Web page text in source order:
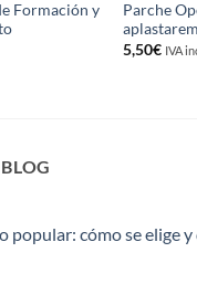
Formación y
Parche
5,50€ IVA
popular: cómo se elige